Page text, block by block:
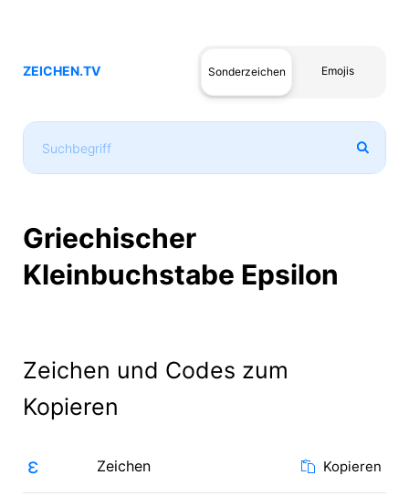
ZEICHEN.TV Sonderzeichen Emojis
Griechischer
Kleinbuchstabe Epsilon
Zeichen und Codes zum
Kopieren
ε Zeichen Kopieren